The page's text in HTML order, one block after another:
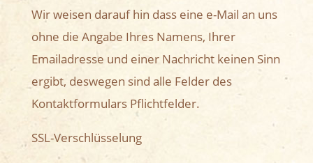
Wir weisen darauf hin dass eine e-Mail an uns
ohne die Angabe Ihres Namens, Ihrer
Emailadresse und einer Nachricht keinen Sinn
ergibt, deswegen sind alle Felder des
Kontaktformulars Pflichtfelder.
SSL-Verschlüsselung